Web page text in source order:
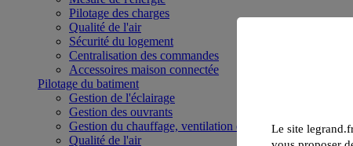
Pilotage des charges
Qualité de l'air
Sécurité du logement
Centralisation des commandes
Accessoires maison connectée
Pilotage du batiment
Gestion de l'éclairage
Gestion des ouvrants
Gestion du chauffage, ventilation et climatisation
Qualité de l'air
Le site